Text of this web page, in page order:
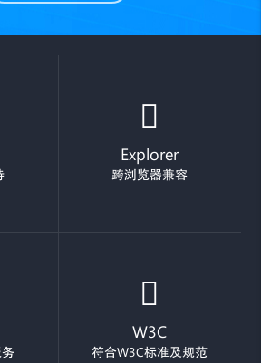
Explorer
跨浏览器兼容
W3C
符合W3C标准及规范